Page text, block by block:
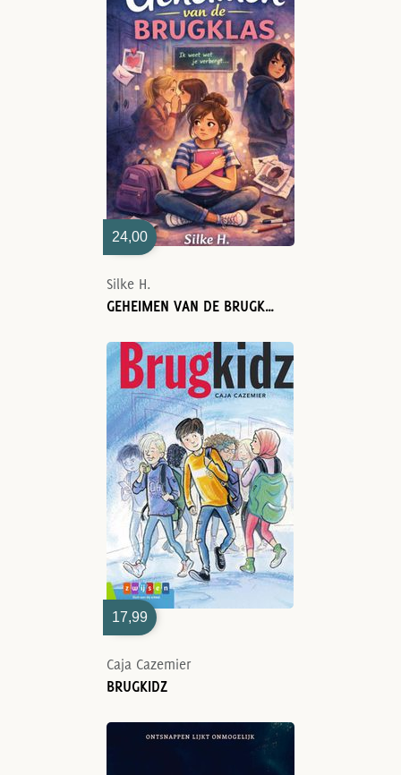
24,00
Silke H.
GEHEIMEN VAN DE BRUGKLAS
17,99
Caja Cazemier
BRUGKIDZ